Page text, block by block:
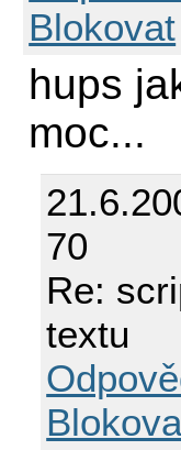
Blokovat
hups
moc...
70
Re:
textu